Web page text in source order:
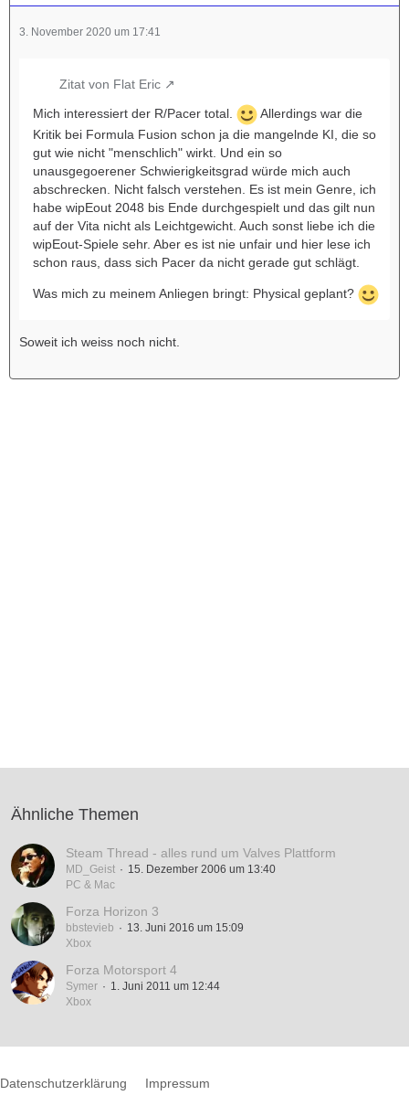
3. November 2020 um 17:41
Zitat von Flat Eric
Mich interessiert der R/Pacer total.
Allerdings war die
Kritik bei Formula Fusion schon ja die mangelnde KI, die so
gut wie nicht "menschlich" wirkt. Und ein so
unausgegoerener Schwierigkeitsgrad würde mich auch
abschrecken. Nicht falsch verstehen. Es ist mein Genre, ich
habe wipEout 2048 bis Ende durchgespielt und das gilt nun
auf der Vita nicht als Leichtgewicht. Auch sonst liebe ich die
wipEout-Spiele sehr. Aber es ist nie unfair und hier lese ich
schon raus, dass sich Pacer da nicht gerade gut schlägt.
Was mich zu meinem Anliegen bringt: Physical geplant?
Soweit ich weiss noch nicht.
Ähnliche Themen
Steam Thread - alles rund um Valves Plattform
MD_Geist
15. Dezember 2006 um 13:40
PC & Mac
Forza Horizon 3
bbstevieb
13. Juni 2016 um 15:09
Xbox
Forza Motorsport 4
Symer
1. Juni 2011 um 12:44
Xbox
Datenschutzerklärung Impressum